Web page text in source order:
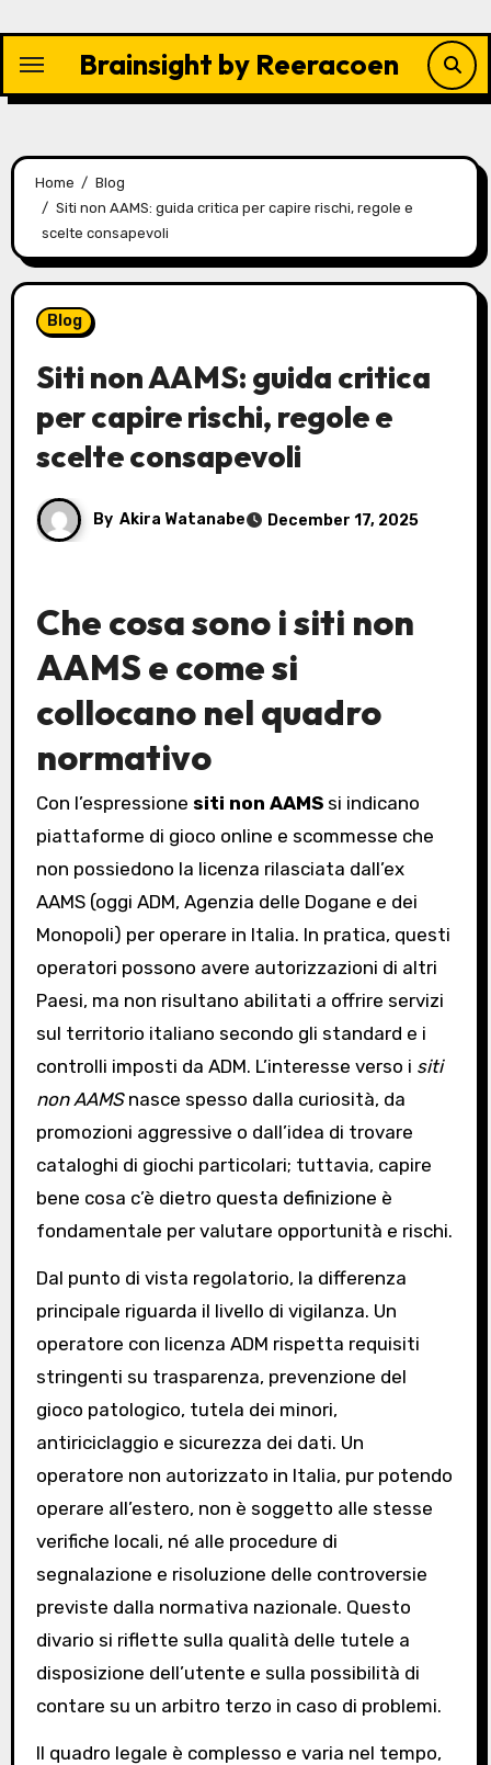
content
Brainsight by Reeracoen
Home
Blog
Siti non AAMS: guida critica per capire rischi, regole e
scelte consapevoli
Blog
Siti non AAMS: guida critica
per capire rischi, regole e
scelte consapevoli
By Akira Watanabe December 17, 2025
Che cosa sono i siti non
AAMS e come si
collocano nel quadro
normativo
Con l’espressione siti non AAMSsi indicano
piattaforme di gioco online e scommesse che
non possiedono la licenza rilasciata dall’ex
AAMS (oggi ADM, Agenzia delle Dogane e dei
Monopoli) per operare in Italia. In pratica, questi
operatori possono avere autorizzazioni di altri
Paesi, ma non risultano abilitati a offrire servizi
sul territorio italiano secondo gli standard e i
controlli imposti da ADM. L’interesse verso i siti
non AAMSnasce spesso dalla curiosità, da
promozioni aggressive o dall’idea di trovare
cataloghi di giochi particolari; tuttavia, capire
bene cosa c’è dietro questa definizione è
fondamentale per valutare opportunità e rischi.
Dal punto di vista regolatorio, la differenza
principale riguarda il livello di vigilanza. Un
operatore con licenza ADM rispetta requisiti
stringenti su trasparenza, prevenzione del
gioco patologico, tutela dei minori,
antiriciclaggio e sicurezza dei dati. Un
operatore non autorizzato in Italia, pur potendo
operare all’estero, non è soggetto alle stesse
verifiche locali, né alle procedure di
segnalazione e risoluzione delle controversie
previste dalla normativa nazionale. Questo
divario si riflette sulla qualità delle tutele a
disposizione dell’utente e sulla possibilità di
contare su un arbitro terzo in caso di problemi.
Il quadro legale è complesso e varia nel tempo,